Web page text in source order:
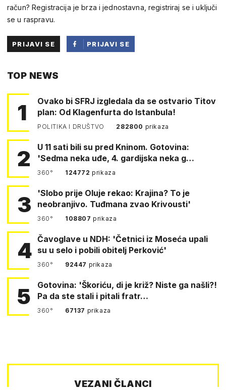
račun? Registracija je brza i jednostavna, registriraj se i uključi
se u raspravu.
PRIJAVI SE
PRIJAVI SE
TOP NEWS
1
Ovako bi SFRJ izgledala da se ostvario Titov
plan: Od Klagenfurta do Istanbula!
POLITIKA I DRUŠTVO 282800 prikaza
2
U 11 sati bili su pred Kninom. Gotovina:
'Sedma neka uđe, 4. gardijska neka g…
360° 124772prikaza
3
'Slobo prije Oluje rekao: Krajina? To je
neobranjivo. Tuđmana zvao Krivousti'
360° 108807prikaza
4 Čavoglave u NDH: 'Četnici iz Moseća upali
su u selo i pobili obitelj Perković'
360° 92447 prikaza
5
Gotovina: 'Škoriću, di je križ? Niste ga našli?!
Pa da ste stali i pitali fratr…
360° 67137 prikaza
VEZANI ČLANCI